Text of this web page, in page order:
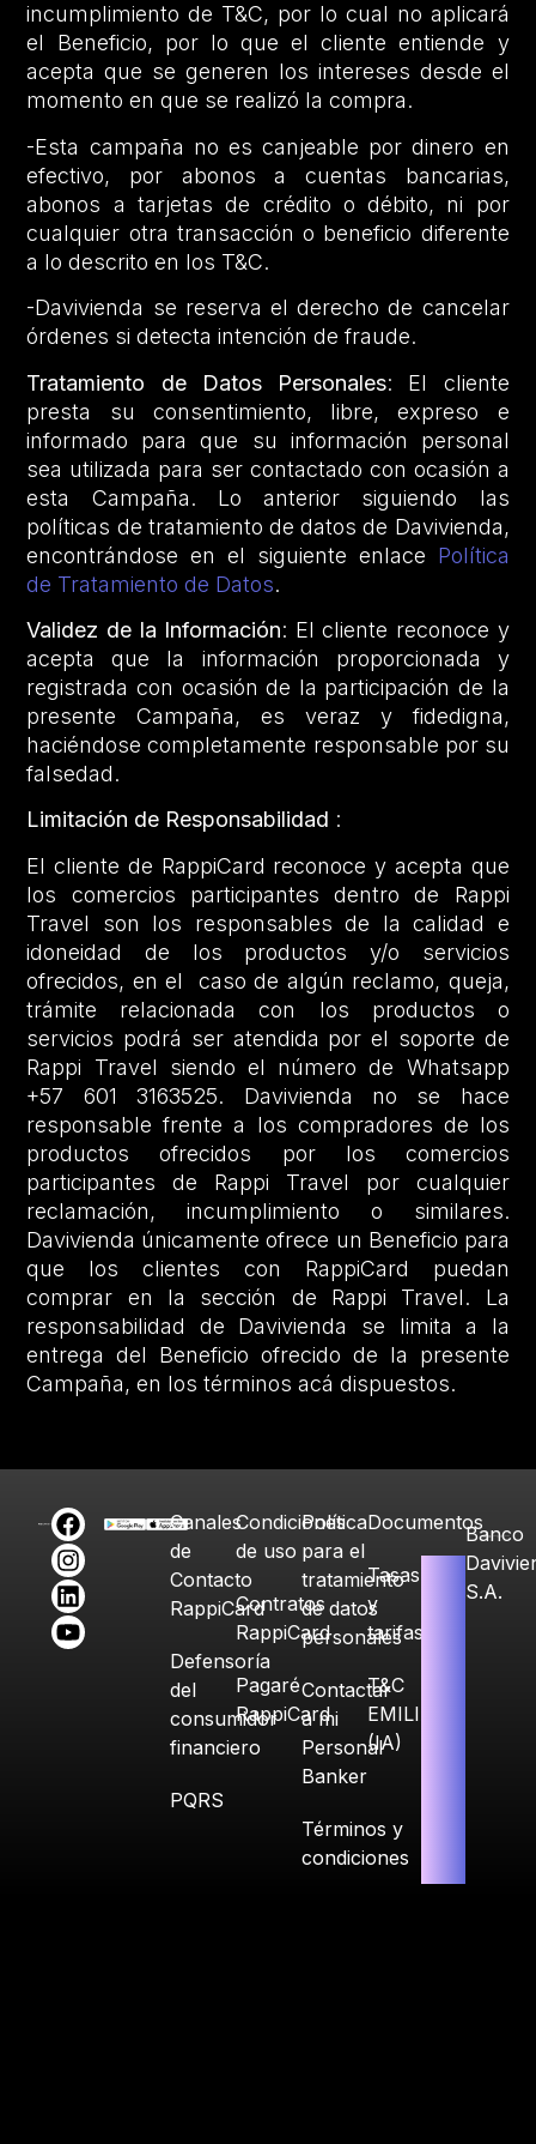
incumplimiento de T&C, por lo cual no aplicará
el Beneficio, por lo que el cliente entiende y
acepta que se generen los intereses desde el
momento en que se realizó la compra.
-Esta campaña no es canjeable por dinero en
efectivo, por abonos a cuentas bancarias,
abonos a tarjetas de crédito o débito, ni por
cualquier otra transacción o beneficio diferente
a lo descrito en los T&C.
-Davivienda se reserva el derecho de cancelar
órdenes si detecta intención de fraude.
Tratamiento de Datos Personales: El cliente
presta su consentimiento, libre, expreso e
informado para que su información personal
sea utilizada para ser contactado con ocasión a
esta Campaña. Lo anterior siguiendo las
políticas de tratamiento de datos de Davivienda,
encontrándose en el siguiente enlace Política
de Tratamiento de Datos.
Validez de la Información: El cliente reconoce y
acepta que la información proporcionada y
registrada con ocasión de la participación de la
presente Campaña, es veraz y fidedigna,
haciéndose completamente responsable por su
falsedad.
Limitación de Responsabilidad :
El cliente de RappiCard reconoce y acepta que
los comercios participantes dentro de Rappi
Travel son los responsables de la calidad e
idoneidad de los productos y/o servicios
ofrecidos, en el caso de algún reclamo, queja,
trámite relacionada con los productos o
servicios podrá ser atendida por el soporte de
Rappi Travel siendo el número de Whatsapp
+57 601 3163525. Davivienda no se hace
responsable frente a los compradores de los
productos ofrecidos por los comercios
participantes de Rappi Travel por cualquier
reclamación, incumplimiento o similares.
Davivienda únicamente ofrece un Beneficio para
que los clientes con RappiCard puedan
comprar en la sección de Rappi Travel. La
responsabilidad de Davivienda se limita a la
entrega del Beneficio ofrecido de la presente
Campaña, en los términos acá dispuestos.
Canales
de
Contacto
RappiCard
Defensoría
del
consumidor
financiero
PQRS
Condiciones
de uso
Contratos
RappiCard
Pagaré
RappiCard
Política
para el
tratamiento
de datos
personales
Contactar
a mi
Personal
Banker
Términos y
condiciones
Documentos
Tasas
y
tarifas
T&C
EMILIA
(IA)
Banco
S.A.